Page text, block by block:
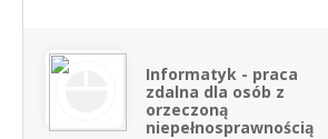
Informatyk - praca
zdalna dla osób z
orzeczoną
niepełnosprawnością